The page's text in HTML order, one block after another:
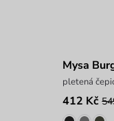
Mysa
pletená
412 Kč